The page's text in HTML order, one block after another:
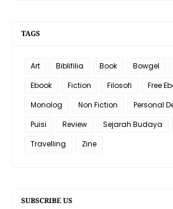
TAGS
Art Biblifilia Book Bowgel
Ebook
Fiction Filosofi Free
Monolog
Non Fiction
Personal
Puisi
Review Sejarah Budaya
Travelling
Zine
SUBSCRIBE US